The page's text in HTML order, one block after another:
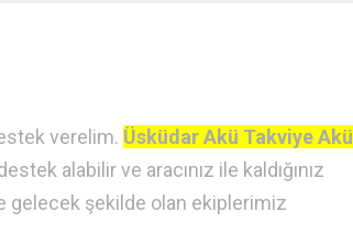
verelim. Üsküdar Akü Takviye Akü
alabilir ve aracınız ile kaldığınız
gelecek şekilde olan ekiplerimiz